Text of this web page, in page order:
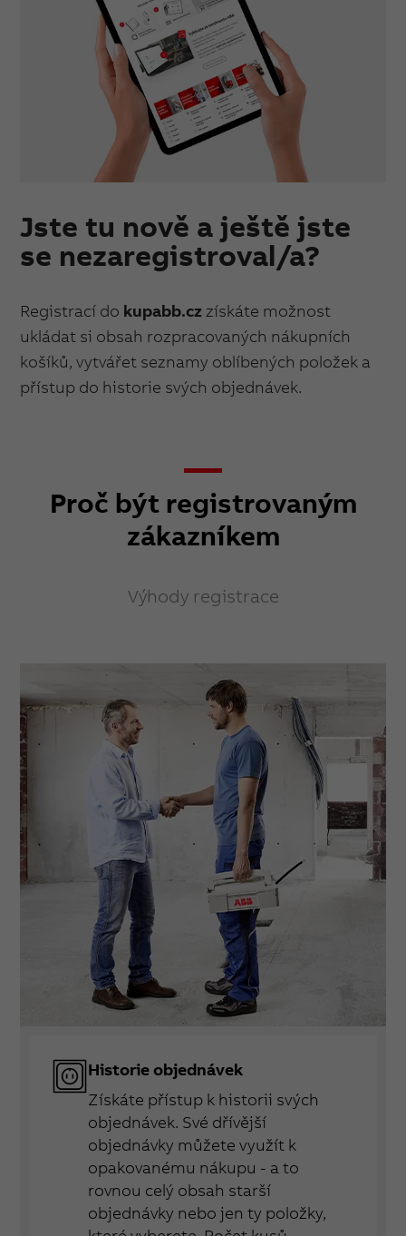
Jste tu nově a ještě jste
se nezaregistroval/a?
Registrací do kupabb.cz získáte možnost
ukládat si obsah rozpracovaných nákupních
košíků, vytvářet seznamy oblíbených položek a
přístup do historie svých objednávek.
Proč být registrovaným
zákazníkem
Výhody registrace
Historie objednávek
Získáte přístup k historii svých
objednávek. Své dřívější
objednávky můžete využít k
opakovanému nákupu - a to
rovnou celý obsah starší
objednávky nebo jen ty položky,